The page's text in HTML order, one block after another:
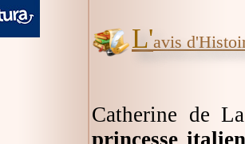
L'avis
Catherine de